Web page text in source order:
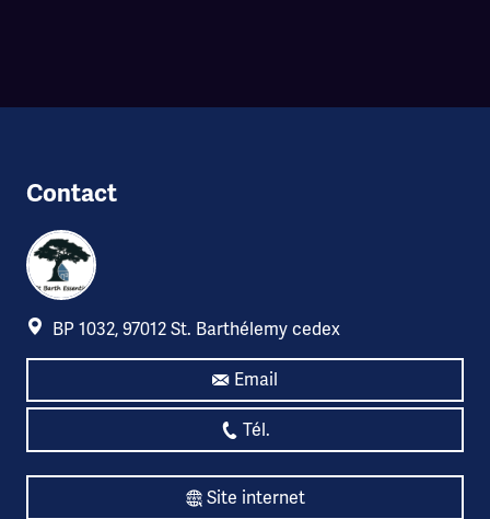
Contact
BP 1032, 97012 St. Barthélemy cedex
Email
Tél.
Site internet